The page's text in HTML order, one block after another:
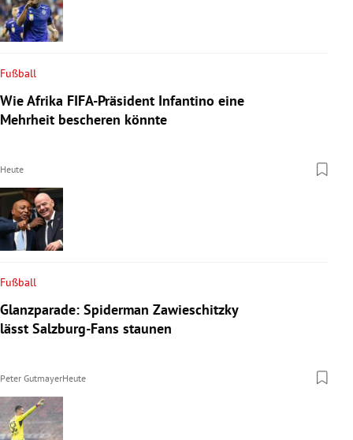
Fußball
Wie Afrika FIFA-Präsident Infantino eine
Mehrheit bescheren könnte
Heute
Fußball
Glanzparade: Spiderman Zawieschitzky
lässt Salzburg-Fans staunen
Peter GutmayerHeute